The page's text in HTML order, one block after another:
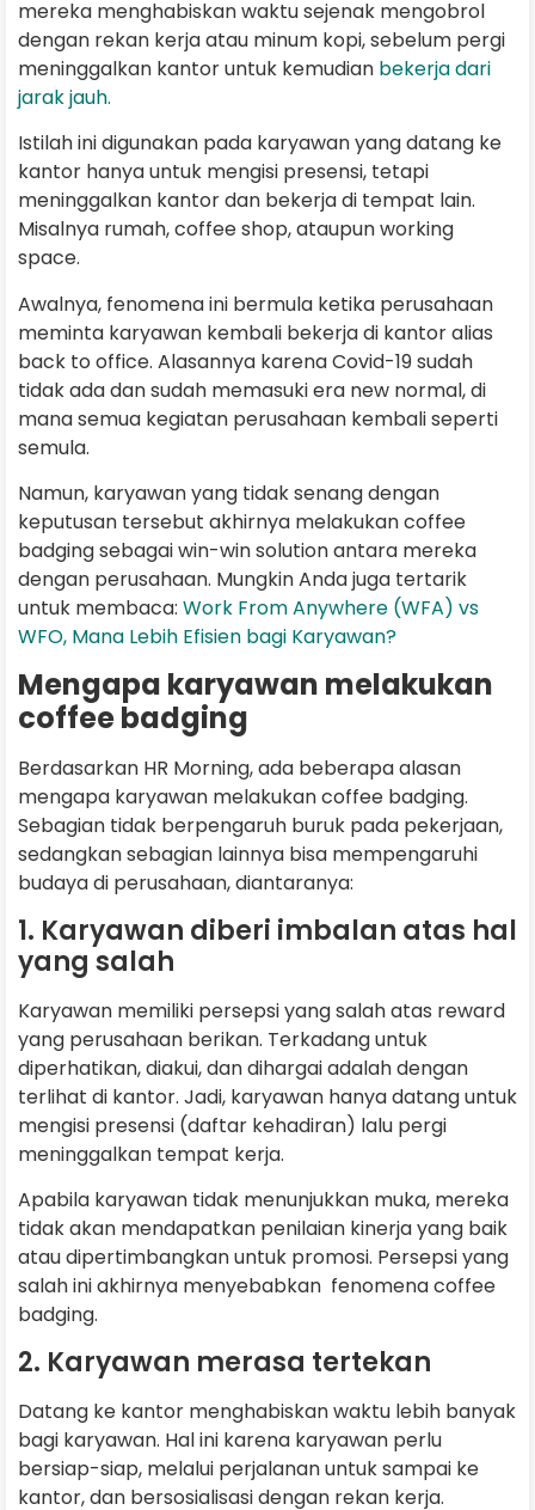
mereka menghabiskan waktu sejenak mengobrol
dengan rekan kerja atau minum kopi, sebelum pergi
meninggalkan kantor untuk kemudian bekerja dari
jarak jauh.
Istilah ini digunakan pada karyawan yang datang ke
kantor hanya untuk mengisi presensi, tetapi
meninggalkan kantor dan bekerja di tempat lain.
Misalnya rumah, coffee shop, ataupun working
space.
Awalnya, fenomena ini bermula ketika perusahaan
meminta karyawan kembali bekerja di kantor alias
back to office. Alasannya karena Covid-19 sudah
tidak ada dan sudah memasuki era new normal, di
mana semua kegiatan perusahaan kembali seperti
semula.
Namun, karyawan yang tidak senang dengan
keputusan tersebut akhirnya melakukan coffee
badging sebagai win-win solution antara mereka
dengan perusahaan. Mungkin Anda juga tertarik
untuk membaca: Work From Anywhere (WFA) vs
WFO, Mana Lebih Efisien bagi Karyawan?
Mengapa karyawan melakukan
coffee badging
Berdasarkan HR Morning, ada beberapa alasan
mengapa karyawan melakukan coffee badging.
Sebagian tidak berpengaruh buruk pada pekerjaan,
sedangkan sebagian lainnya bisa mempengaruhi
budaya di perusahaan, diantaranya:
1. Karyawan diberi imbalan atas hal
yang salah
Karyawan memiliki persepsi yang salah atas reward
yang perusahaan berikan. Terkadang untuk
diperhatikan, diakui, dan dihargai adalah dengan
terlihat di kantor. Jadi, karyawan hanya datang untuk
mengisi presensi (daftar kehadiran) lalu pergi
meninggalkan tempat kerja.
Apabila karyawan tidak menunjukkan muka, mereka
tidak akan mendapatkan penilaian kinerja yang baik
atau dipertimbangkan untuk promosi. Persepsi yang
salah ini akhirnya menyebabkan fenomena coffee
badging.
2. Karyawan merasa tertekan
Datang ke kantor menghabiskan waktu lebih banyak
bagi karyawan. Hal ini karena karyawan perlu
bersiap-siap, melalui perjalanan untuk sampai ke
kantor, dan bersosialisasi dengan rekan kerja.